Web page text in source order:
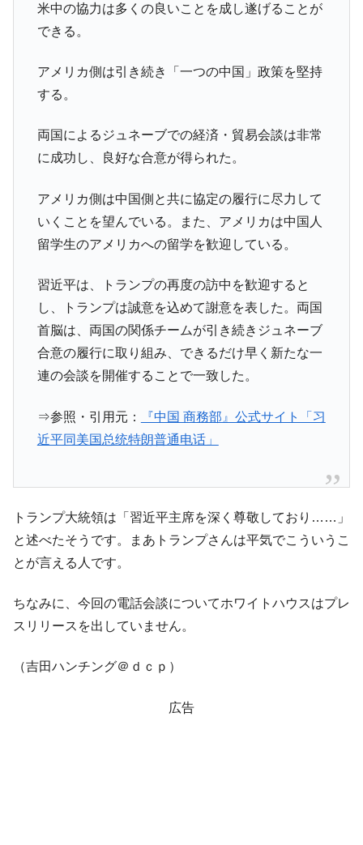
米中の協力は多くの良いことを成し遂げることが
できる。
アメリカ側は引き続き「一つの中国」政策を堅持
する。
両国によるジュネーブでの経済・貿易会談は非常
に成功し、良好な合意が得られた。
アメリカ側は中国側と共に協定の履行に尽力して
いくことを望んでいる。また、アメリカは中国人
留学生のアメリカへの留学を歓迎している。
習近平は、トランプの再度の訪中を歓迎すると
し、トランプは誠意を込めて謝意を表した。両国
首脳は、両国の関係チームが引き続きジュネーブ
合意の履行に取り組み、できるだけ早く新たな一
連の会談を開催することで一致した。
⇒参照・引用元：
『中国 商務部』公式サイト「习
近平同美国总统特朗普通电话」
トランプ大統領は「習近平主席を深く尊敬しており……」
と述べたそうです。まあトランプさんは平気でこういうこ
とが言える人です。
ちなみに、今回の電話会談についてホワイトハウスはプレ
スリリースを出していません。
（吉田ハンチング＠ｄｃｐ）
広告